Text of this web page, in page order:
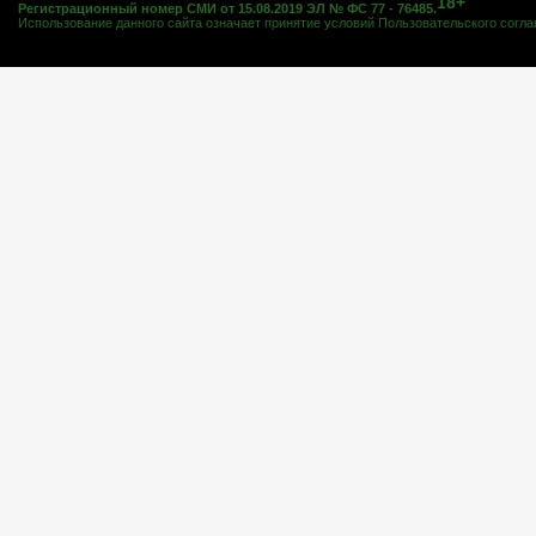
Регистрационный номер СМИ от 15.08.2019 ЭЛ № ФС 77 - 76485.
Использование данного сайта означает принятие условий Пользовательского